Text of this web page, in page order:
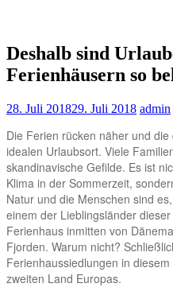
Deshalb sind
Ferienhäusern so
28. Juli 201829. Juli 2018 admin
Die Ferien rücken näher und
idealen Urlaubsort. Viele
skandinavische Gefilde. Es ist
Klima in der Sommerzeit,
Natur und die Menschen sind
einem der Lieblingsländer
Ferienhaus inmitten von
Fjorden. Warum nicht?
Ferienhaussiedlungen in
zweiten Land Europas.